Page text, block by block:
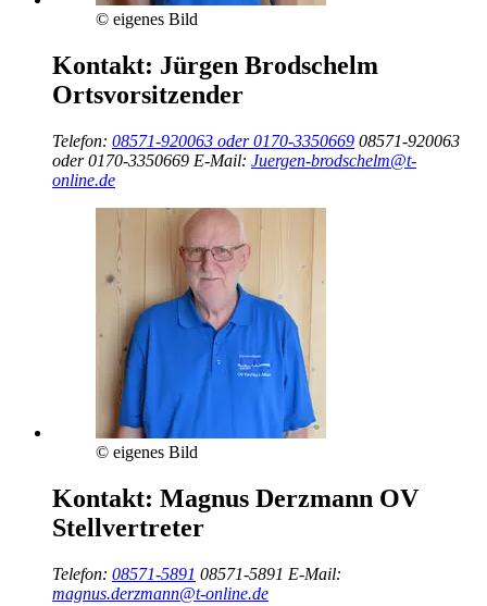
© eigenes Bild
Kontakt: Jürgen Brodschelm
Ortsvorsitzender
Telefon: 08571-920063 oder 0170-3350669 08571-920063
oder 0170-3350669 E-Mail: Juergen-brodschelm@t-
online.de
© eigenes Bild
Kontakt: Magnus Derzmann OV
Stellvertreter
Telefon: 08571-5891 08571-5891 E-Mail:
magnus.derzmann@t-online.de